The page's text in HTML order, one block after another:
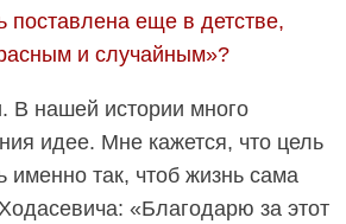
еще в детстве,
и случайным»?
В нашей истории много
идее. Мне кажется, что цель
так, чтоб жизнь сама
«Благодарю за этот